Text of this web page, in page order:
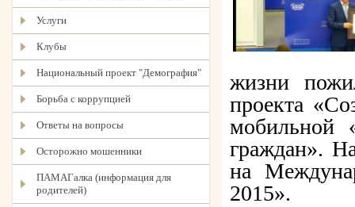
Услуги
Клубы
Национальный проект "Демография"
Борьба с коррупцией
Ответы на вопросы
Осторожно мошенники
ПАМАГалка (информация для
родителей)
жизни
проекта
мобильной
граждан».
на
2015».